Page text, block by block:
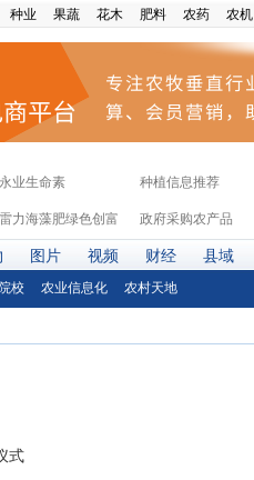
种业 果蔬 花木 肥料 农药 农机
永业生命素 种植信息推荐
雷力海藻肥绿色创富 政府采购农产品
图片 视频 财经 县域
校 农业信息化 农村天地
式